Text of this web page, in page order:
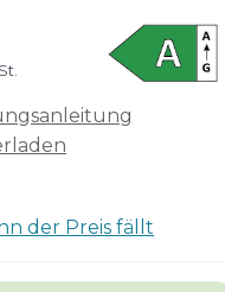
der Preis fällt